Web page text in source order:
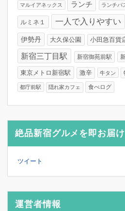
マルイアネックス ランチ ランチパ
ルミネ１ 一人で入りやすい
伊勢丹 大久保公園 小田急百貨
新宿三丁目駅 新宿御苑前駅
東京メトロ新宿駅 激辛 牛タン
都庁前駅 隠れ家カフェ 食べログ
絶品新宿グルメを即お届け
ツイート
運営者情報